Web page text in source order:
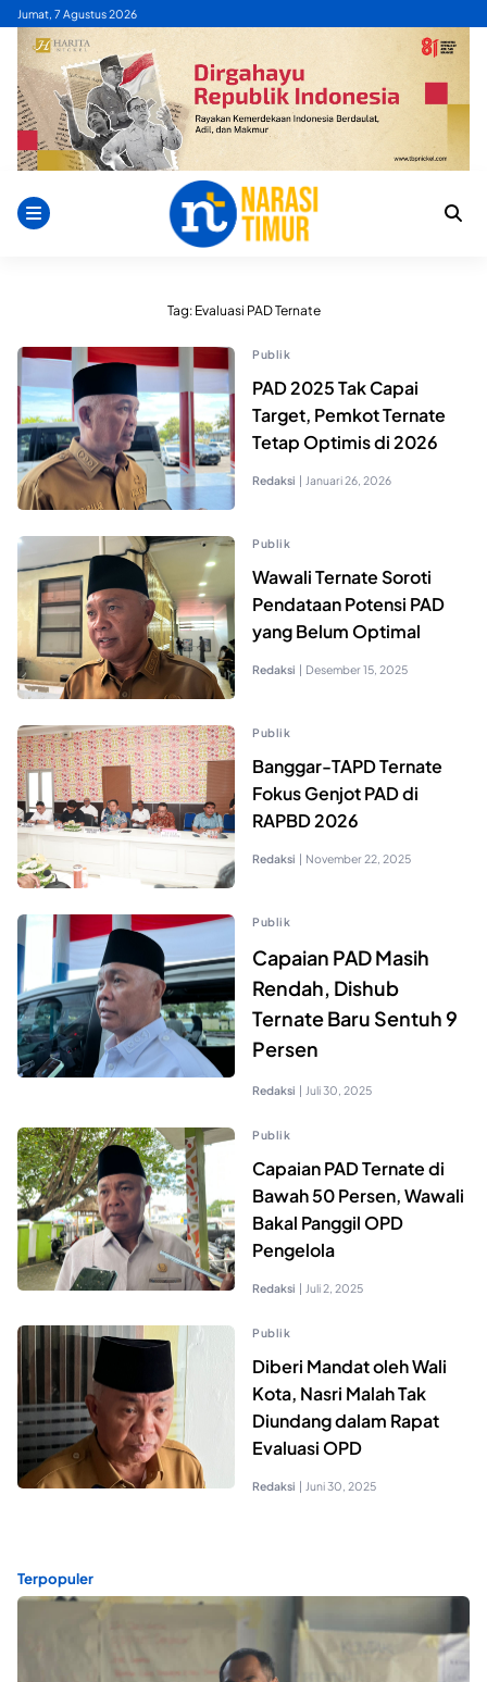
Skip
content
Jumat, 7 Agustus 2026
Tag: Evaluasi PAD Ternate
Publik
PAD 2025 Tak Capai
Target, Pemkot Ternate
Tetap Optimis di 2026
Redaksi | Januari 26, 2026
Publik
Wawali Ternate Soroti
Pendataan Potensi PAD
yang Belum Optimal
Redaksi | Desember 15, 2025
Publik
Banggar-TAPD Ternate
Fokus Genjot PAD di
RAPBD 2026
Redaksi | November 22, 2025
Publik
Capaian PAD Masih
Rendah, Dishub
Ternate Baru Sentuh 9
Persen
Redaksi | Juli 30, 2025
Publik
Capaian PAD Ternate di
Bawah 50 Persen, Wawali
Bakal Panggil OPD
Pengelola
Redaksi | Juli 2, 2025
Publik
Diberi Mandat oleh Wali
Kota, Nasri Malah Tak
Diundang dalam Rapat
Evaluasi OPD
Redaksi | Juni 30, 2025
Terpopuler